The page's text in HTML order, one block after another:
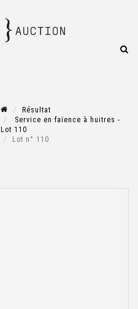
Résultat
Service en faïence à huitres -
Lot 110
Lot n° 110